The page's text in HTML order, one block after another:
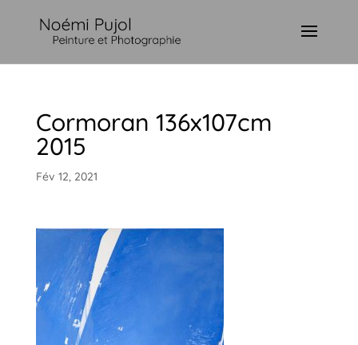
Cormoran 136x107cm
2015
Fév 12, 2021